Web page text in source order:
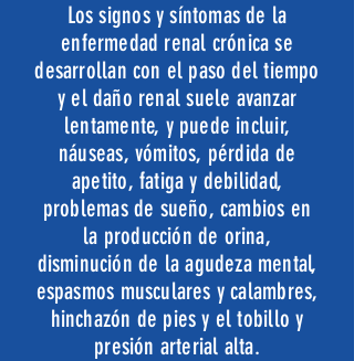
Los signos y síntomas de la
enfermedad renal crónica se
desarrollan con el paso del tiempo
y el daño renal suele avanzar
lentamente, y puede incluir,
náuseas, vómitos, pérdida de
apetito, fatiga y debilidad,
problemas de sueño, cambios en
la producción de orina,
disminución de la agudeza mental,
espasmos musculares y calambres,
hinchazón de pies y el tobillo y
presión arterial alta.